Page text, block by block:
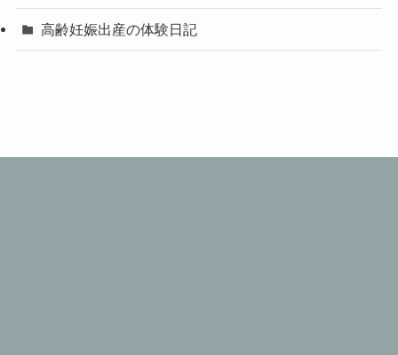
高齢妊娠出産の体験日記